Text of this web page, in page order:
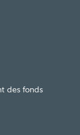
des fonds